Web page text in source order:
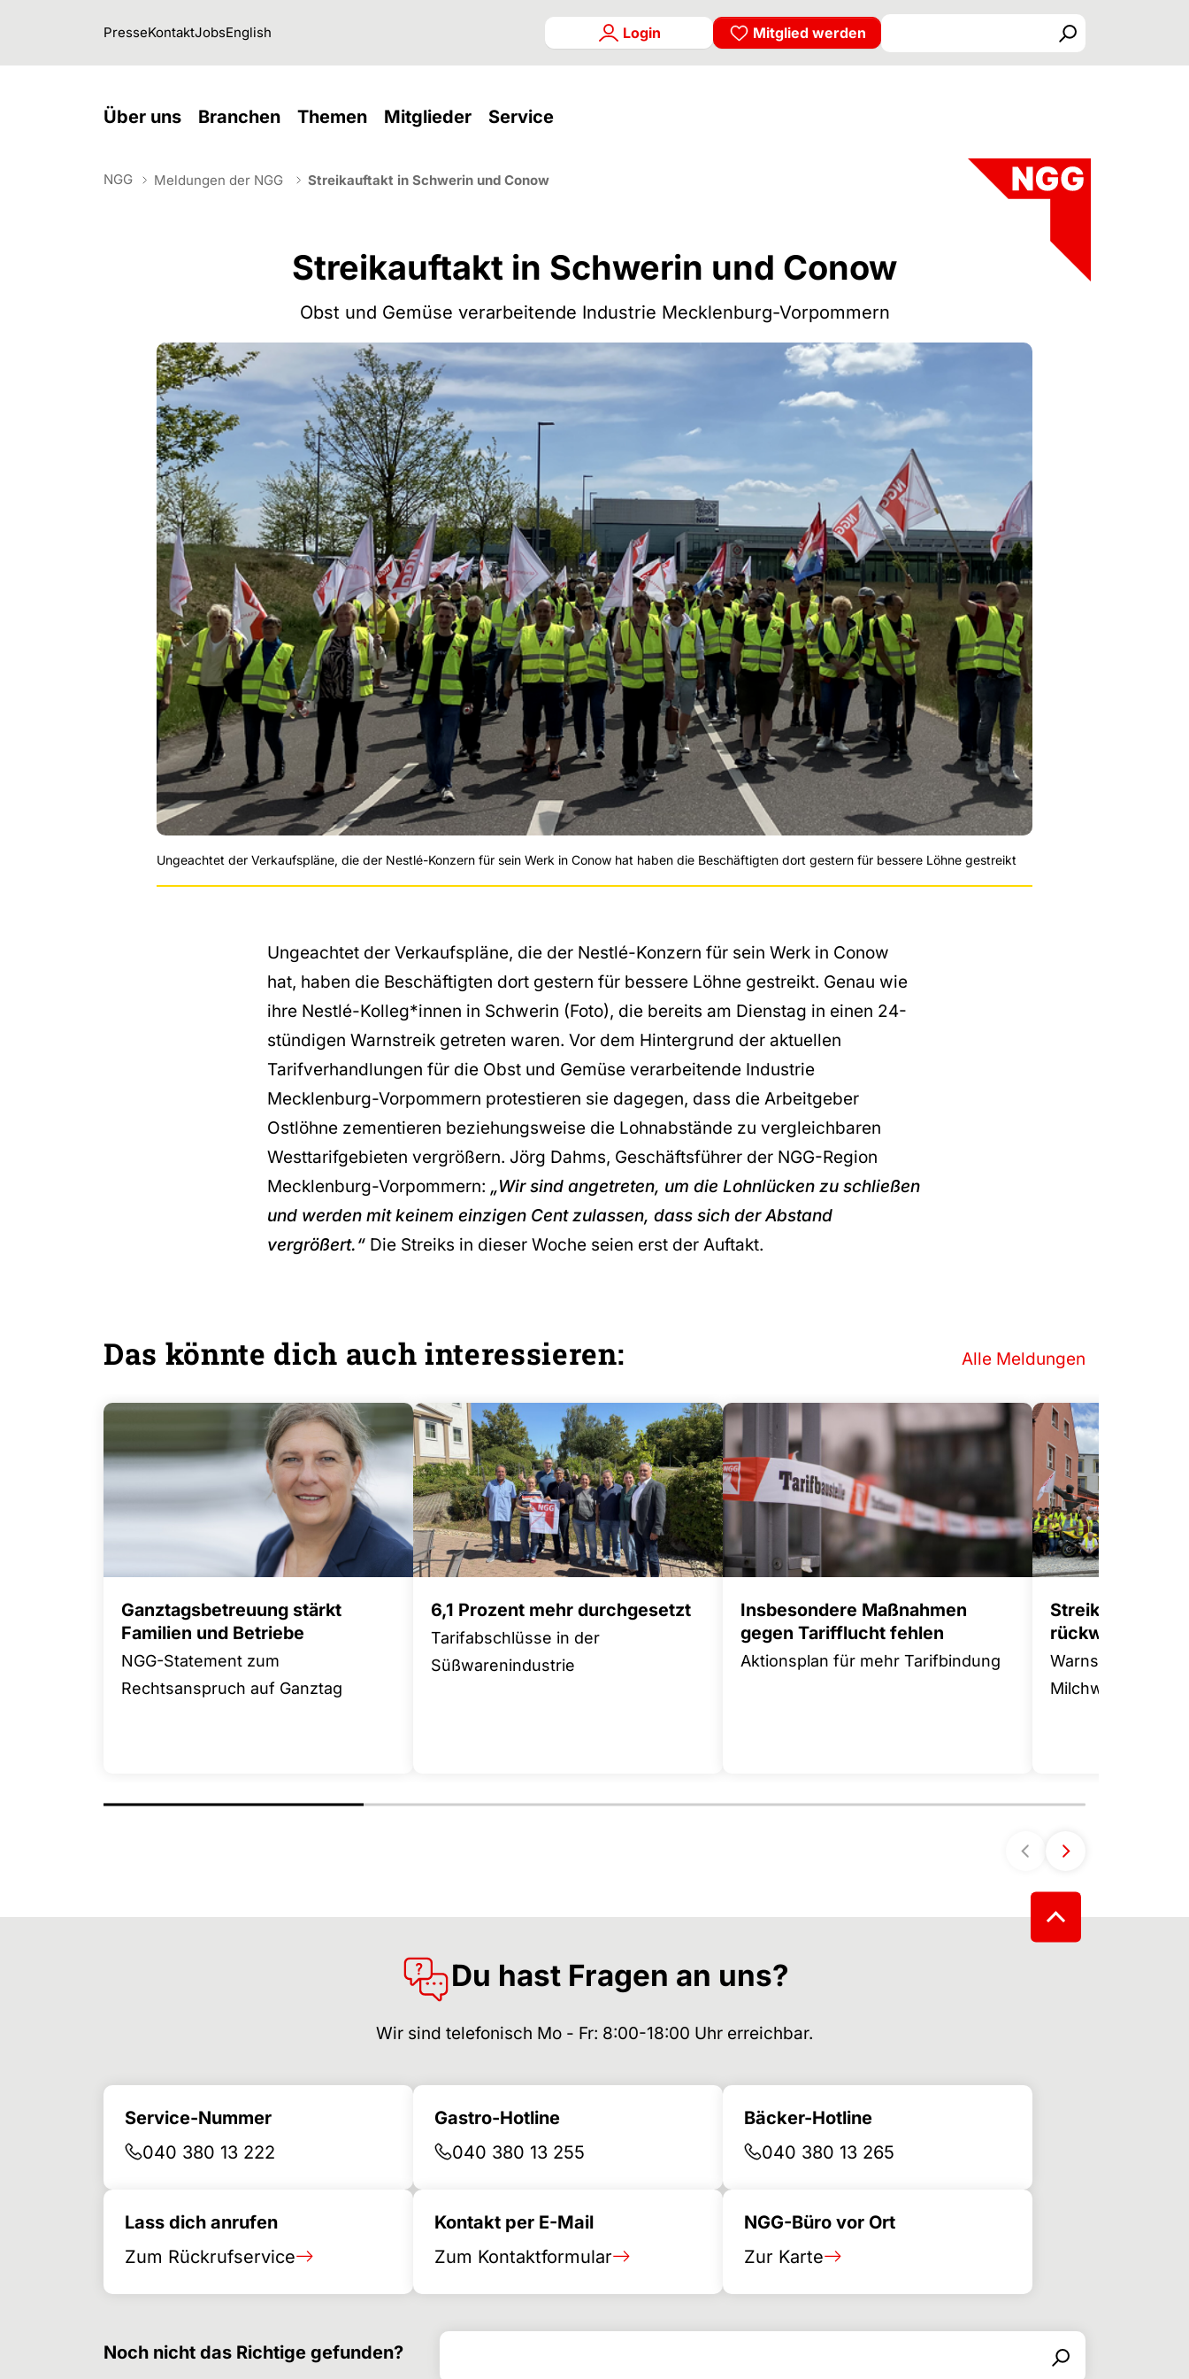
PresseKontaktJobsEnglish Login Mitglied werden
Suchen
Über uns(current)
Branchen(current)
Themen(current)
Mitglieder(current)
Service(current)
You are here:
NGG Meldungen der NGG Streikauftakt in Schwerin und Conow
Streikauftakt in Schwerin und Conow
Obst und Gemüse verarbeitende Industrie Mecklenburg-Vorpommern
Ungeachtet der Verkaufspläne, die der Nestlé-Konzern für sein Werk in Conow hat haben die Beschäftigten dort gestern für bessere Löhne gestreikt
Ungeachtet der Verkaufspläne, die der Nestlé-Konzern für sein Werk in Conow
hat, haben die Beschäftigten dort gestern für bessere Löhne gestreikt. Genau wie
ihre Nestlé-Kolleg*innen in Schwerin (Foto), die bereits am Dienstag in einen 24-
stündigen Warnstreik getreten waren. Vor dem Hintergrund der aktuellen
Tarifverhandlungen für die Obst und Gemüse verarbeitende Industrie
Mecklenburg-Vorpommern protestieren sie dagegen, dass die Arbeitgeber
Ostlöhne zementieren beziehungsweise die Lohnabstände zu vergleichbaren
Westtarifgebieten vergrößern. Jörg Dahms, Geschäftsführer der NGG-Region
Mecklenburg-Vorpommern: „Wir sind angetreten, um die Lohnlücken zu schließen
und werden mit keinem einzigen Cent zulassen, dass sich der Abstand
vergrößert.“ Die Streiks in dieser Woche seien erst der Auftakt.
Das könnte dich auch interessieren: Alle Meldungen
Ganztagsbetreuung stärkt
Familien und Betriebe
NGG-Statement zum
Rechtsanspruch auf Ganztag
6,1 Prozent mehr durchgesetzt
Tarifabschlüsse in der
Süßwarenindustrie
Insbesondere Maßnahmen
gegen Tarifflucht fehlen
Aktionsplan für mehr Tarifbindung
Streikwelle
rückwärts
Warnstreik in der
Milchwirtschaft
Du hast Fragen an uns?
Wir sind telefonisch Mo - Fr: 8:00-18:00 Uhr erreichbar.
Service-Nummer
040 380 13 222
Gastro-Hotline
040 380 13 255
Bäcker-Hotline
040 380 13 265
Lass dich anrufen
Zum Rückrufservice
Kontakt per E-Mail
Zum Kontaktformular
NGG-Büro vor Ort
Zur Karte
Noch nicht das Richtige gefunden?